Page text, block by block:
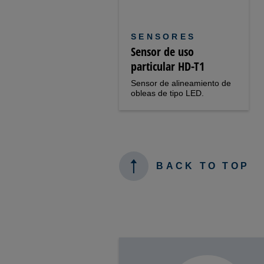
SENSORES
Sensor de uso
particular HD-T1
Sensor de alineamiento de
obleas de tipo LED.
BACK TO TOP